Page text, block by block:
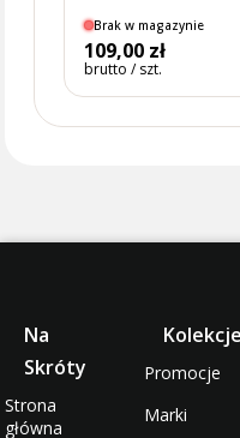
Brak w magazynie
109,00 zł
brutto / szt.
Na
Skróty
Strona
główna
Kolekcje
Promocje
Marki